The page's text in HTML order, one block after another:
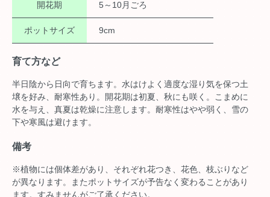
開花期 5～10月ごろ
ポットサイズ 9cm
育て方など
半日陰から日向で育ちます。水はけよく適度な湿り気を保つ土
壌を好み、耐寒性あり。開花期は初夏、秋にも咲く。こまめに
水を与え、真夏は乾燥に注意します。耐寒性はやや弱く、雪の
下や寒風は避けます。
備考
※植物には個体差があり、それぞれ花つき、花色、枝ぶりなど
が異なります。またポットサイズが予告なく変わることがあり
ます。すみませんがご了承ください。